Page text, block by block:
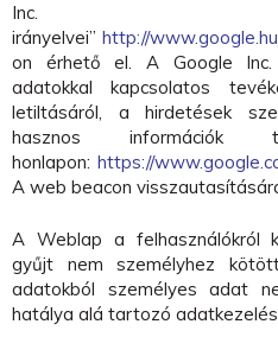
Inc.
irányelvei” http://
on érhető el. A Google
adatokkal kapcsolatos
letiltásáról, a hirdetések
hasznos
honlapon: https://
A web beacon
A Weblap a felhasználókról
gyűjt nem személyhez
adatokból személyes adat
hatálya alá tartozó